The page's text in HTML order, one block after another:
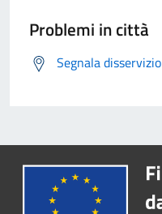
Problemi in città
Segnala disservizio